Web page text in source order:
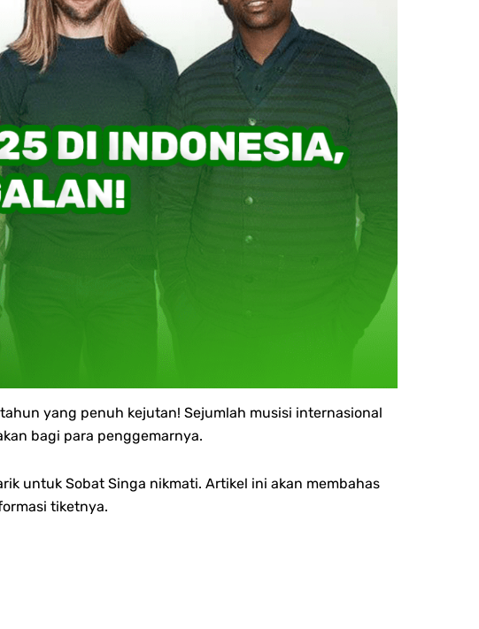
yang penuh kejutan! Sejumlah musisi internasional
bagi para penggemarnya.
untuk Sobat Singa nikmati. Artikel ini akan membahas
tiketnya.